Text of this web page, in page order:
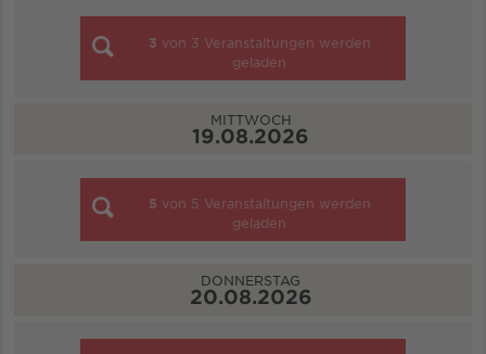
3 von 3 Veranstaltungen werden
geladen
MITTWOCH
19.08.2026
5 von 5 Veranstaltungen werden
geladen
DONNERSTAG
20.08.2026